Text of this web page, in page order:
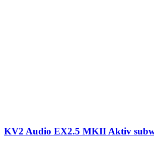
KV2 Audio EX2.5 MKII Aktiv